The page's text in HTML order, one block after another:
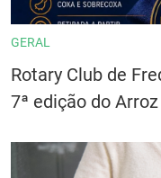
GERAL
Rotary Club de
7ª edição do